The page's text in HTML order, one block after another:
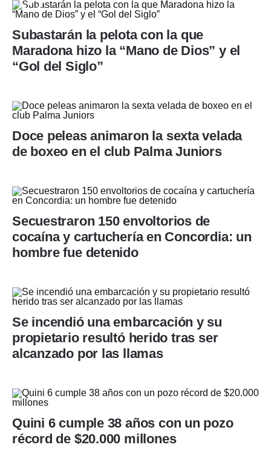
Subastarán la pelota con la que
Maradona hizo la “Mano de Dios” y el
“Gol del Siglo”
Doce peleas animaron la sexta velada
de boxeo en el club Palma Juniors
Secuestraron 150 envoltorios de
cocaína y cartuchería en Concordia: un
hombre fue detenido
Se incendió una embarcación y su
propietario resultó herido tras ser
alcanzado por las llamas
Quini 6 cumple 38 años con un pozo
récord de $20.000 millones